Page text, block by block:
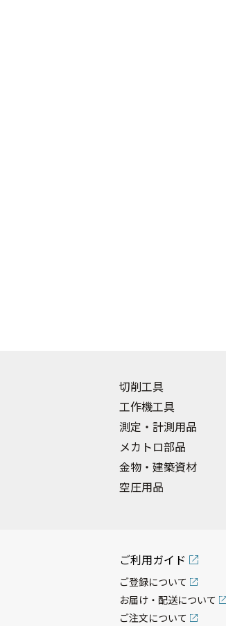
切削工具
工作機工具
測定・計測用品
メカトロ部品
金物・建築資材
空圧用品
ご利用ガイド
ご登録について
お届け・配送について
ご注文について